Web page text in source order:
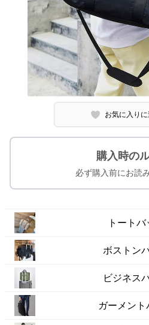
お気に入り
購入時の
必ず購入前にお読
トート
ボストン
ビジネス
ガーメント